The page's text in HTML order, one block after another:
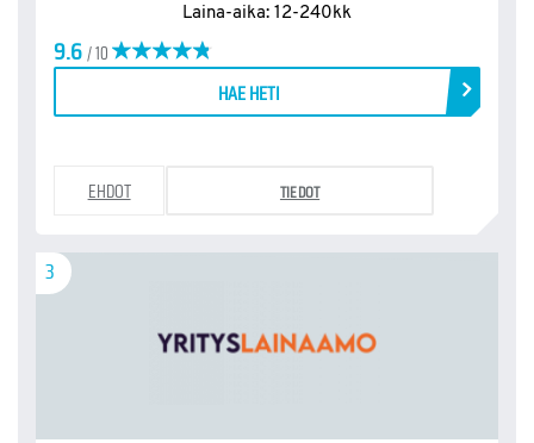
Laina-aika: 12-240kk
9.6/ 10
EHDOT TIEDOT
HAE HETI
3